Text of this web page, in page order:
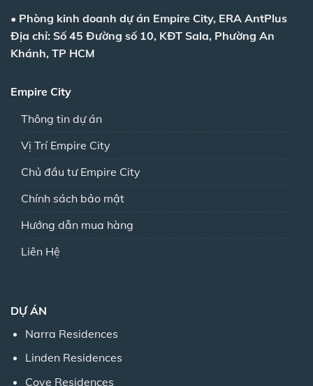
• Phòng kinh doanh dự án Empire City, ERA AntPlus
Địa chỉ: Số 45 Đường số 10, KĐT Sala, Phường An
Khánh, TP HCM
Empire City
Thông tin dự án
Vị Trí Empire City
Chủ đầu tư Empire City
Chính sách bảo mật
Hướng dẫn mua hàng
Liên Hệ
DỰ ÁN
Narra Residences
Linden Residences
Cove Residences